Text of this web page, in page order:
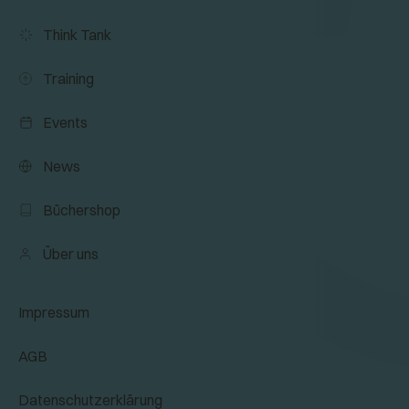
Think Tank
Training
Events
News
Büchershop
Über uns
Impressum
AGB
Datenschutzerklärung